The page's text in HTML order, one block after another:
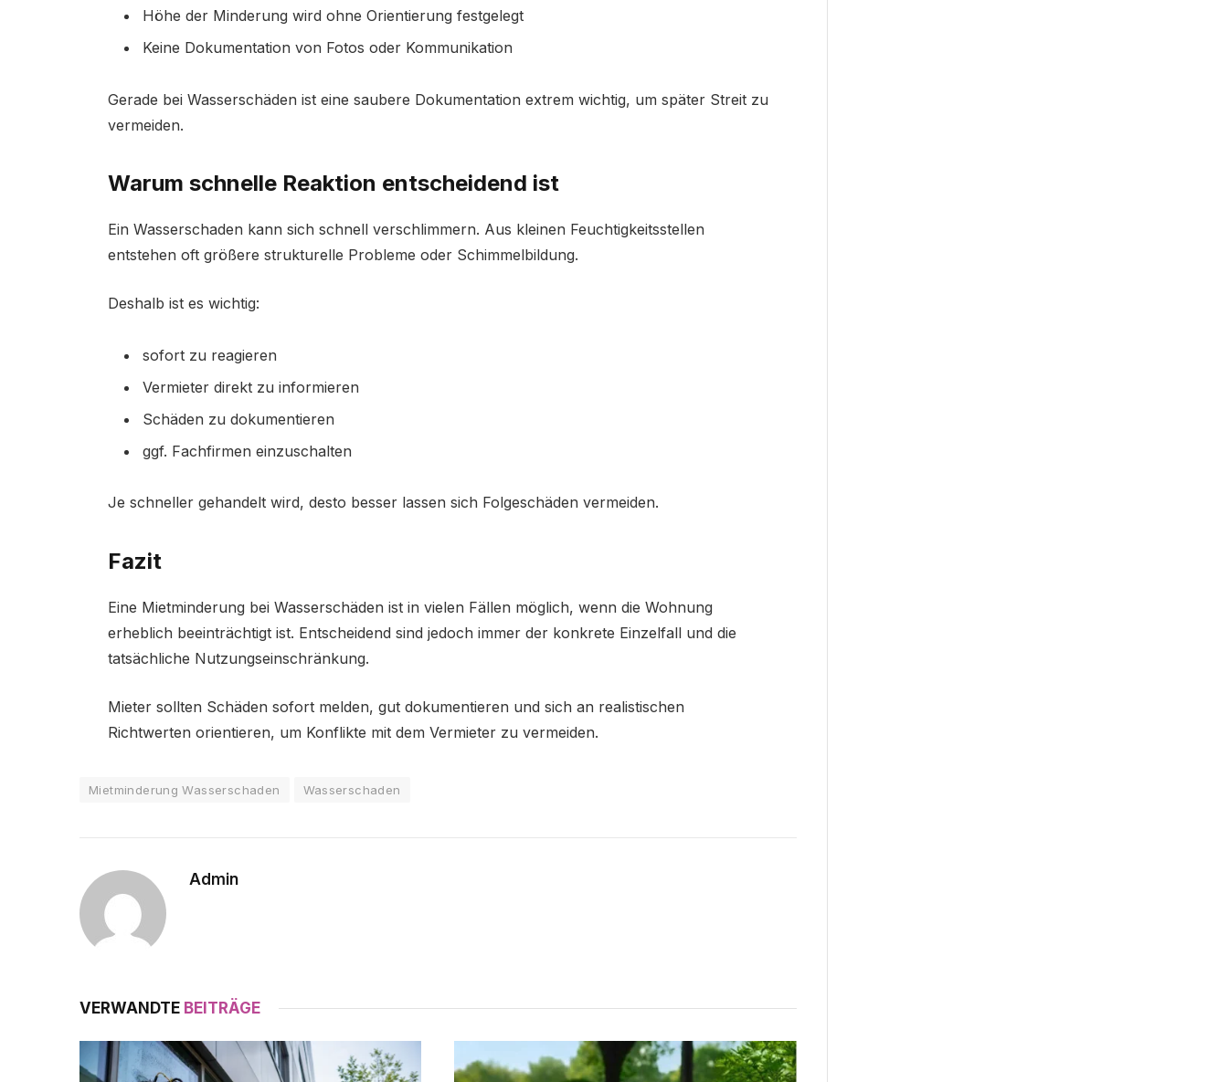
Höhe der Minderung wird ohne Orientierung festgelegt
Keine Dokumentation von Fotos oder Kommunikation
Gerade bei Wasserschäden ist eine saubere Dokumentation extrem wichtig, um später Streit zu
vermeiden.
Warum schnelle Reaktion entscheidend ist
Ein Wasserschaden kann sich schnell verschlimmern. Aus kleinen Feuchtigkeitsstellen
entstehen oft größere strukturelle Probleme oder Schimmelbildung.
Deshalb ist es wichtig:
sofort zu reagieren
Vermieter direkt zu informieren
Schäden zu dokumentieren
ggf. Fachfirmen einzuschalten
Je schneller gehandelt wird, desto besser lassen sich Folgeschäden vermeiden.
Fazit
Eine Mietminderung bei Wasserschäden ist in vielen Fällen möglich, wenn die Wohnung
erheblich beeinträchtigt ist. Entscheidend sind jedoch immer der konkrete Einzelfall und die
tatsächliche Nutzungseinschränkung.
Mieter sollten Schäden sofort melden, gut dokumentieren und sich an realistischen
Richtwerten orientieren, um Konflikte mit dem Vermieter zu vermeiden.
Mietminderung Wasserschaden Wasserschaden
Admin
VERWANDTE BEITRÄGE